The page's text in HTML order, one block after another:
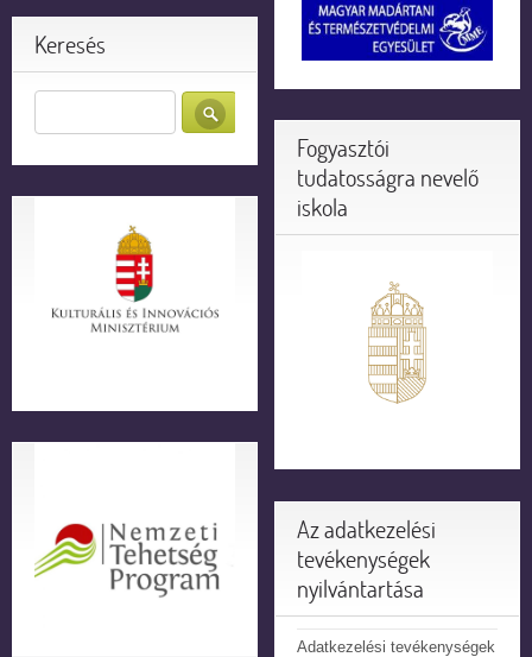
Keresés
Fogyasztói
tudatosságra nevelő
iskola
Az adatkezelési
tevékenységek
nyilvántartása
Adatkezelési tevékenységek